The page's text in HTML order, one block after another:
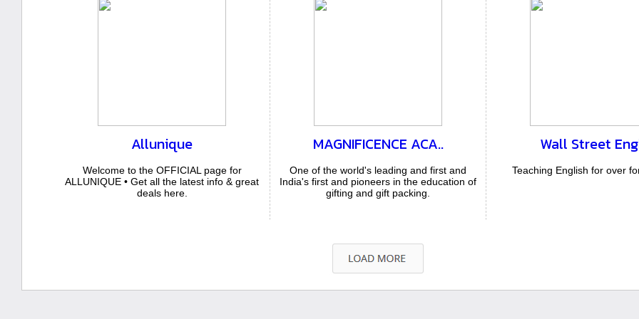
Allunique
Welcome to the OFFICIAL page for
ALLUNIQUE • Get all the latest info & great
deals here.
MAGNIFICENCE ACA..
One of the world's leading and first and
India's first and pioneers in the education of
gifting and gift packing.
Wall Street
Teaching English for over